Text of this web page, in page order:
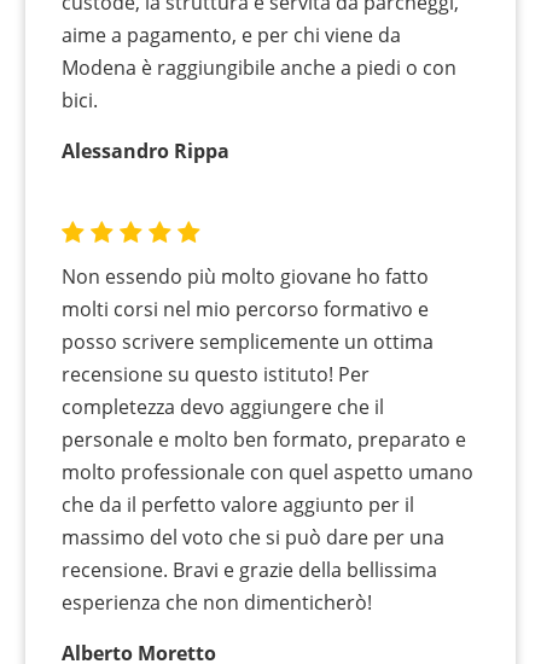
aime a pagamento, e per chi viene da
Modena è raggiungibile anche a piedi o con
bici.
Alessandro Rippa
Non essendo più molto giovane ho fatto
molti corsi nel mio percorso formativo e
posso scrivere semplicemente un ottima
recensione su questo istituto! Per
completezza devo aggiungere che il
personale e molto ben formato, preparato e
molto professionale con quel aspetto umano
che da il perfetto valore aggiunto per il
massimo del voto che si può dare per una
recensione. Bravi e grazie della bellissima
esperienza che non dimenticherò!
Alberto Moretto